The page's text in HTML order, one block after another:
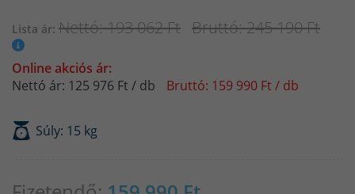
Lista ár: Nettó: 193 062 Ft Bruttó: 245 190 Ft
Online akciós ár:
Nettó ár: 125 976 Ft / db
Bruttó: 159 990 Ft / db
Súly: 15 kg